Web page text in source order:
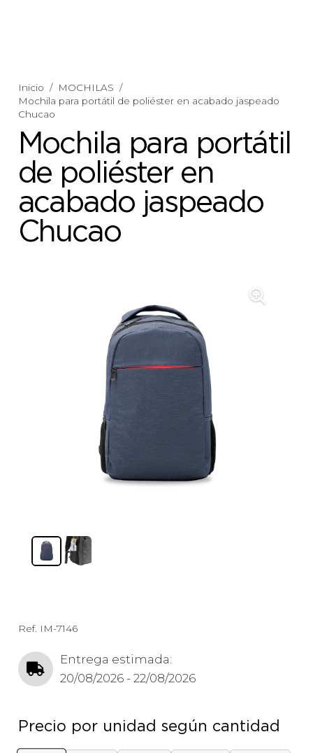
Inicio / MOCHILAS /
Mochila para portátil de poliéster en acabado jaspeado
Chucao
Mochila para portátil
de poliéster en
acabado jaspeado
Chucao
Ref. IM-7146
Entrega estimada:
20/08/2026 - 22/08/2026
Precio por unidad según cantidad